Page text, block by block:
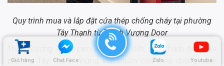
Giỏ hàng Chat Face Zalo Youtube
Quy trình mua và lắp đặt cửa thép chống cháy tại phường
Tây Thạnh từ Thịnh Vượng Door
Thịnh Vượng Door cam kết mang đến cho khách hàng tại
phường Tây Thạnh những sản phẩm cửa thép chống cháy